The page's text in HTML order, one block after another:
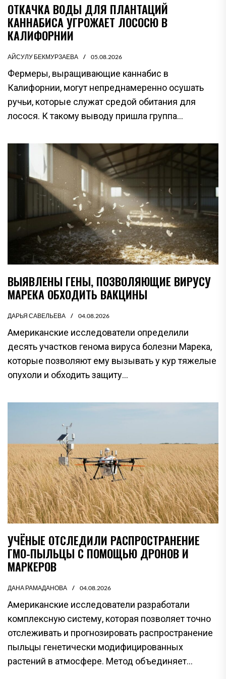
ОТКАЧКА ВОДЫ ДЛЯ ПЛАНТАЦИЙ
КАННАБИСА УГРОЖАЕТ ЛОСОСЮ В
КАЛИФОРНИИ
АЙСУЛУ БЕКМУРЗАЕВА 05.08.2026
Фермеры, выращивающие каннабис в
Калифорнии, могут непреднамеренно осушать
ручьи, которые служат средой обитания для
лосося. К такому выводу пришла группа...
ВЫЯВЛЕНЫ ГЕНЫ, ПОЗВОЛЯЮЩИЕ ВИРУСУ
МАРЕКА ОБХОДИТЬ ВАКЦИНЫ
ДАРЬЯ САВЕЛЬЕВА 04.08.2026
Американские исследователи определили
десять участков генома вируса болезни Марека,
которые позволяют ему вызывать у кур тяжелые
опухоли и обходить защиту...
УЧЁНЫЕ ОТСЛЕДИЛИ РАСПРОСТРАНЕНИЕ
ГМО-ПЫЛЬЦЫ С ПОМОЩЬЮ ДРОНОВ И
МАРКЕРОВ
ДАНА РАМАДАНОВА 04.08.2026
Американские исследователи разработали
комплексную систему, которая позволяет точно
отслеживать и прогнозировать распространение
пыльцы генетически модифицированных
растений в атмосфере. Метод объединяет...